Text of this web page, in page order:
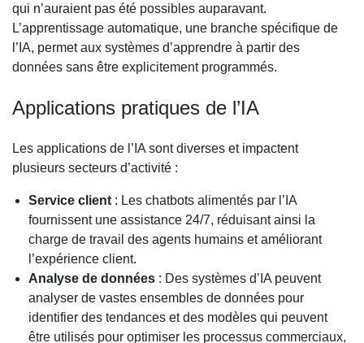
qui n’auraient pas été possibles auparavant.
L’apprentissage automatique, une branche spécifique de
l’IA, permet aux systèmes d’apprendre à partir des
données sans être explicitement programmés.
Applications pratiques de l’IA
Les applications de l’IA sont diverses et impactent
plusieurs secteurs d’activité :
Service client : Les chatbots alimentés par l’IA
fournissent une assistance 24/7, réduisant ainsi la
charge de travail des agents humains et améliorant
l’expérience client.
Analyse de données : Des systèmes d’IA peuvent
analyser de vastes ensembles de données pour
identifier des tendances et des modèles qui peuvent
être utilisés pour optimiser les processus commerciaux,